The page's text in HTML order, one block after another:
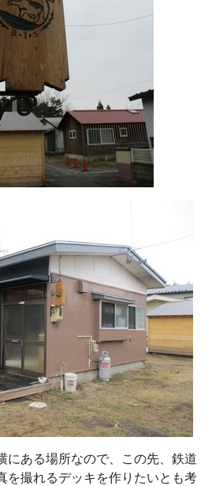
にある場所なので、この先、鉄道
を撮れるデッキを作りたいとも考